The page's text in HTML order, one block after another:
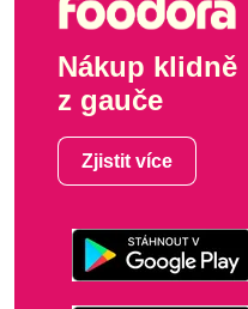
Nákup klidně
z gauče
Zjistit více